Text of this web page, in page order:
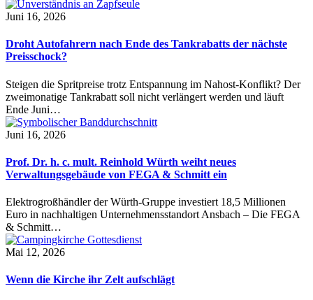
Juni 16, 2026
Droht Autofahrern nach Ende des Tankrabatts der nächste
Preisschock?
Steigen die Spritpreise trotz Entspannung im Nahost-Konflikt? Der
zweimonatige Tankrabatt soll nicht verlängert werden und läuft
Ende Juni…
Juni 16, 2026
Prof. Dr. h. c. mult. Reinhold Würth weiht neues
Verwaltungsgebäude von FEGA & Schmitt ein
Elektrogroßhändler der Würth-Gruppe investiert 18,5 Millionen
Euro in nachhaltigen Unternehmensstandort Ansbach – Die FEGA
& Schmitt…
Mai 12, 2026
Wenn die Kirche ihr Zelt aufschlägt